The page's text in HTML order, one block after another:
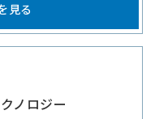
見る
ノロジー